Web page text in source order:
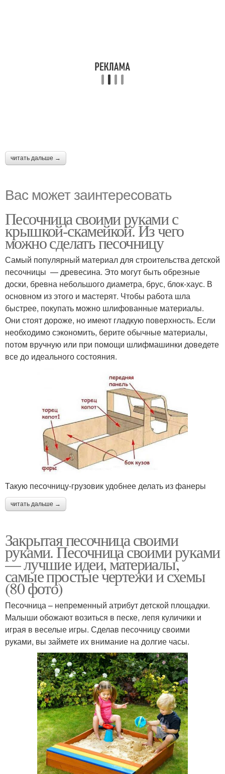
читать дальше →
Вас может заинтересовать
Песочница своими руками с
крышкой-скамейкой. Из чего
можно сделать песочницу
Самый популярный материал для строительства детской
песочницы — древесина. Это могут быть обрезные
доски, бревна небольшого диаметра, брус, блок-хаус. В
основном из этого и мастерят. Чтобы работа шла
быстрее, покупать можно шлифованные материалы.
Они стоят дороже, но имеют гладкую поверхность. Если
необходимо сэкономить, берите обычные материалы,
потом вручную или при помощи шлифмашинки доведете
все до идеального состояния.
Такую песочницу-грузовик удобнее делать из фанеры
читать дальше →
Закрытая песочница своими
руками. Песочница своими руками
— лучшие идеи, материалы,
самые простые чертежи и схемы
(80 фото)
Песочница – непременный атрибут детской площадки.
Малыши обожают возиться в песке, лепя куличики и
играя в веселые игры. Сделав песочницу своими
руками, вы займете их внимание на долгие часы.